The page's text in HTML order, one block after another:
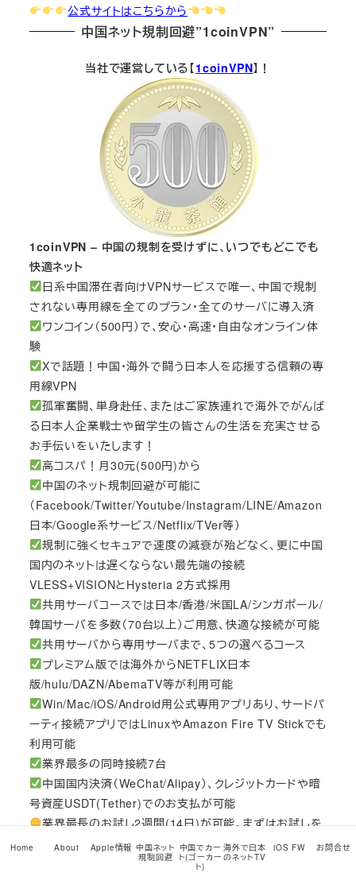
公式サイトはこちらから
中国ネット規制回避”1coinVPN”
当社で運営している【1coinVPN】！
1coinVPN – 中国の規制を受けずに、いつでもどこでも
快適ネット
日系中国滞在者向けVPNサービスで唯一、中国で規制
されない専用線を全てのプラン・全てのサーバに導入済
ワンコイン（500円）で、安心・高速・自由なオンライン体
験
Xで話題！中国・海外で闘う日本人を応援する信頼の専
用線VPN
孤軍奮闘、単身赴任、またはご家族連れで海外でがんば
る日本人企業戦士や留学生の皆さんの生活を充実させる
お手伝いをいたします！
高コスパ！月30元(500円)から
中国のネット規制回避が可能に
（Facebook/Twitter/Youtube/Instagram/LINE/Amazon
日本/Google系サービス/Netflix/TVer等）
規制に強くセキュアで速度の減衰が殆どなく、更に中国
国内のネットは遅くならない最先端の接続
VLESS+VISIONとHysteria 2方式採用
共用サーバコースでは日本/香港/米国LA/シンガポール/
韓国サーバを多数（70台以上）ご用意、快適な接続が可能
共用サーバから専用サーバまで、5つの選べるコース
プレミアム版では海外からNETFLIX日本
版/hulu/DAZN/AbemaTV等が利用可能
Win/Mac/iOS/Android用公式専用アプリあり、サードパ
ーティ接続アプリではLinuxやAmazon Fire TV Stickでも
利用可能
業界最多の同時接続7台
中国国内決済（WeChat/Alipay）、クレジットカードや暗
号資産USDT(Tether)でのお支払が可能
業界最長のお試し2週間(14日)が可能。まずはお試しを
こちらからどうぞ!
RSS
Home About Apple情報 中国ネット
規制回避
中国でカー
ト(ゴーカー
ト)
海外で日本
のネットTV
iOS FW お問合せ